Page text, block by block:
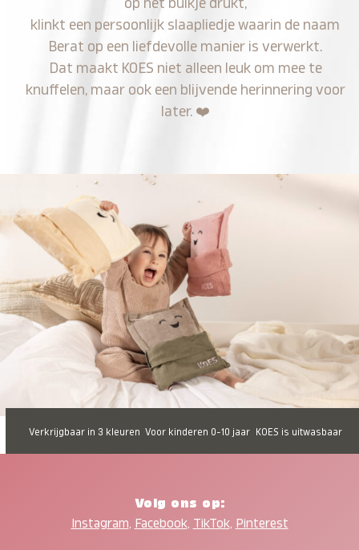
op het buikje drukt,
klinkt een persoonlijk slaapliedje waarin de naam
Berat op een liefdevolle manier is verwerkt.
Dat maakt KOES niet alleen leuk om mee te
knuffelen, maar ook een blijvende herinnering voor
later. ❤️
Verkrijgbaar in 3 kleuren Voor kinderen 0-10 jaar KOES is uitwasbaar
Volg ons op:
Instagram, Facebook, TikTok, Pinterest